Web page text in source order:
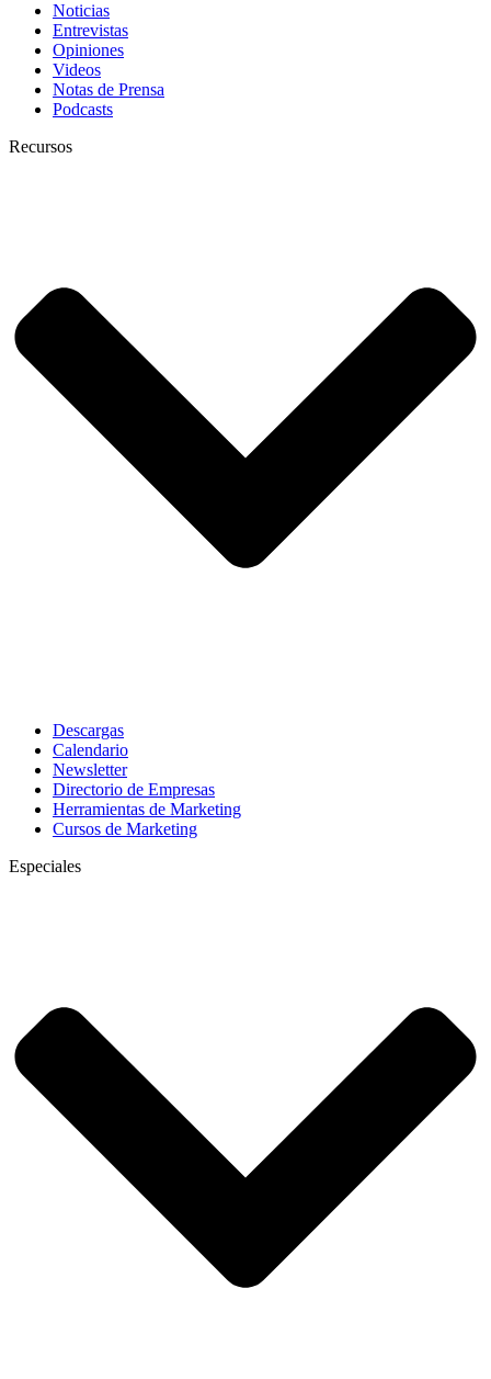
Noticias
Entrevistas
Opiniones
Videos
Notas de Prensa
Podcasts
Recursos
Descargas
Calendario
Newsletter
Directorio de Empresas
Herramientas de Marketing
Cursos de Marketing
Especiales